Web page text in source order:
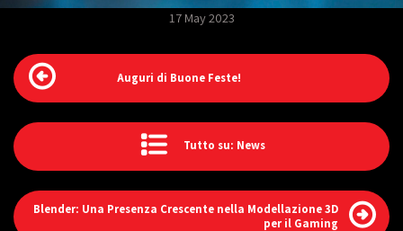
17 May 2023
Auguri di Buone Feste!
Tutto su: News
Blender: Una Presenza Crescente nella Modellazione 3D
per il Gaming